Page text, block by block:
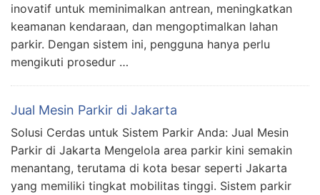
inovatif untuk meminimalkan antrean, meningkatkan
keamanan kendaraan, dan mengoptimalkan lahan
parkir. Dengan sistem ini, pengguna hanya perlu
mengikuti prosedur …
Jual Mesin Parkir di Jakarta
Solusi Cerdas untuk Sistem Parkir Anda: Jual Mesin
Parkir di Jakarta Mengelola area parkir kini semakin
menantang, terutama di kota besar seperti Jakarta
yang memiliki tingkat mobilitas tinggi. Sistem parkir